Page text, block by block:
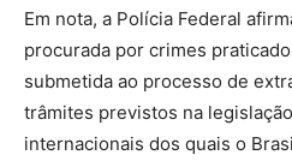
Em nota, a Polícia Federal
procurada por crimes
submetida ao processo de
trâmites previstos na
internacionais dos quais o